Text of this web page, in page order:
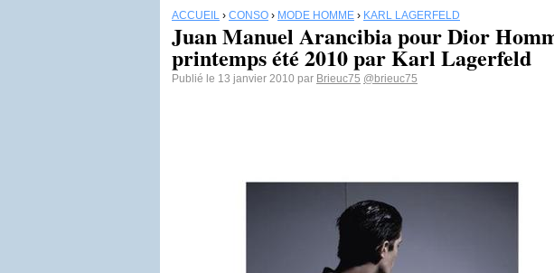
ACCUEIL › CONSO › MODE HOMME › KARL LAGERFELD
Juan Manuel Arancibia pour Dior
printemps été 2010 par Karl Lagerfeld
Publié le 13 janvier 2010 par Brieuc75 @brieuc75